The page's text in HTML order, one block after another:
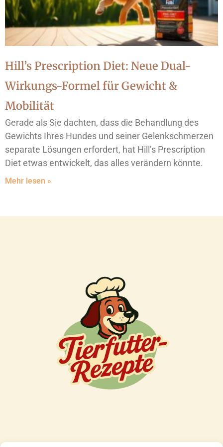
Hill’s Prescription Diet: Neue Dual-
Wirkungs-Formel für Gewicht &
Mobilität
Gerade als Sie dachten, dass die Behandlung des
Gewichts Ihres Hundes und seiner Gelenkschmerzen
separate Lösungen erfordert, hat Hill’s Prescription
Diet etwas entwickelt, das alles verändern könnte.
Mehr lesen »